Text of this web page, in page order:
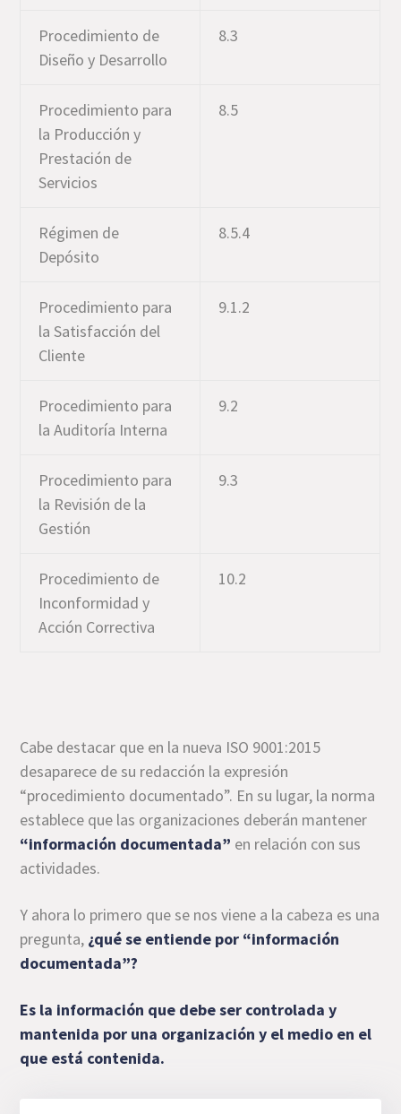
Procedimiento de
Diseño y Desarrollo
8.3
Procedimiento para
la Producción y
Prestación de
Servicios
8.5
Régimen de
Depósito
8.5.4
Procedimiento para
la Satisfacción del
Cliente
9.1.2
Procedimiento para
la Auditoría Interna
9.2
Procedimiento para
la Revisión de la
Gestión
9.3
Procedimiento de
Inconformidad y
Acción Correctiva
10.2
Cabe destacar que en la nueva ISO 9001:2015
desaparece de su redacción la expresión
“procedimiento documentado”. En su lugar, la norma
establece que las organizaciones deberán mantener
“información documentada” en relación con sus
actividades.
Y ahora lo primero que se nos viene a la cabeza es una
pregunta, ¿qué se entiende por “información
documentada”?
Es la información que debe ser controlada y
mantenida por una organización y el medio en el
que está contenida.